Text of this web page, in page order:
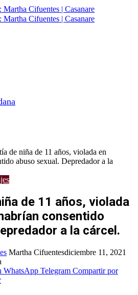
de niña de 11 años, violada en
abuso sexual. Depredador a la
de 11 años, violada
consentido
a la cárcel.
Martha Cifuentesdiciembre 11, 2021
WhatsApp Telegram Compartir por